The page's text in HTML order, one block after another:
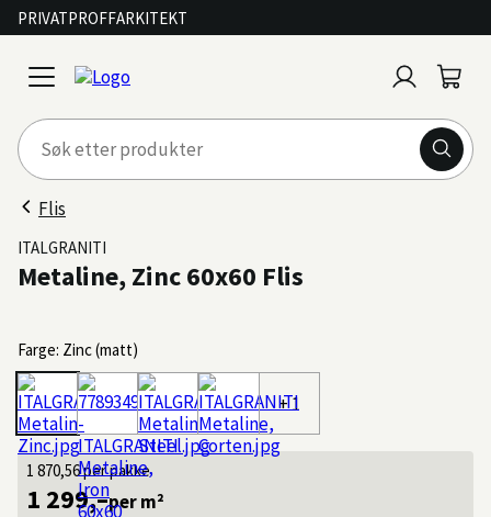
PRIVATPROFFARKITEKT
open
menu
inn
Flis
ITALGRANITI
Metaline, Zinc 60x60 Flis
Farge: Zinc (matt)
+ 1
1 870,56per pakke
1 299,–per m²